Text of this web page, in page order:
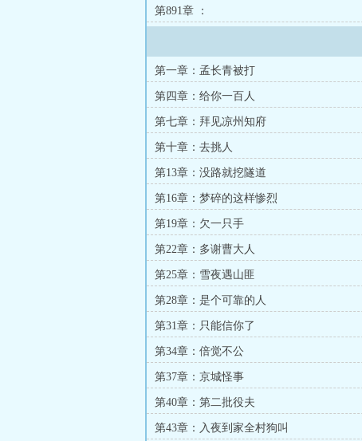
第891章 ：
第一章：孟长青被打
第四章：给你一百人
第七章：拜见凉州知府
第十章：去挑人
第13章：没路就挖隧道
第16章：梦碎的这样惨烈
第19章：欠一只手
第22章：多谢曹大人
第25章：雪夜遇山匪
第28章：是个可靠的人
第31章：只能信你了
第34章：倍觉不公
第37章：京城怪事
第40章：第二批役夫
第43章：入夜到家全村狗叫